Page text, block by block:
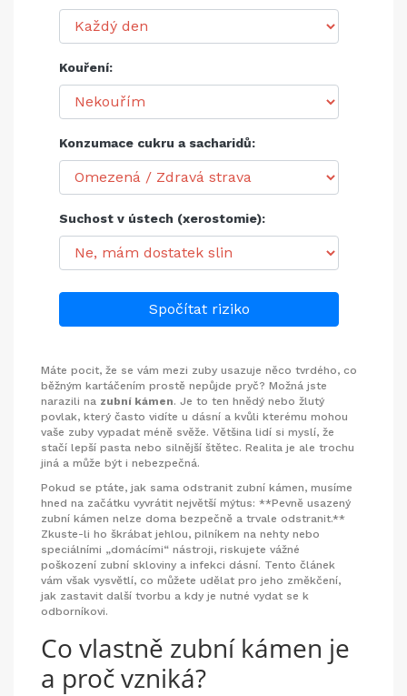
Kouření:
Konzumace cukru a sacharidů:
Suchost v ústech (xerostomie):
Spočítat riziko
Máte pocit, že se vám mezi zuby usazuje něco tvrdého, co
běžným kartáčením prostě nepůjde pryč? Možná jste
narazili na zubní kámen. Je to ten hnědý nebo žlutý
povlak, který často vidíte u dásní a kvůli kterému mohou
vaše zuby vypadat méně svěže. Většina lidí si myslí, že
stačí lepší pasta nebo silnější štětec. Realita je ale trochu
jiná a může být i nebezpečná.
Pokud se ptáte, jak sama odstranit zubní kámen, musíme
hned na začátku vyvrátit největší mýtus: **Pevně usazený
zubní kámen nelze doma bezpečně a trvale odstranit.**
Zkuste-li ho škrábat jehlou, pilníkem na nehty nebo
speciálními „domácími“ nástroji, riskujete vážné
poškození zubní skloviny a infekci dásní. Tento článek
vám však vysvětlí, co můžete udělat pro jeho změkčení,
jak zastavit další tvorbu a kdy je nutné vydat se k
odborníkovi.
Co vlastně zubní kámen je
a proč vzniká?